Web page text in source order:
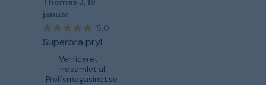
januar
5,0
Superbra pryl
Verificeret –
indsamlet af
Proffsmagasinet.se